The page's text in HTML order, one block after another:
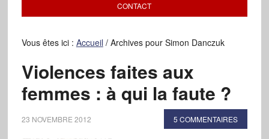
CONTACT
Vous êtes ici : Accueil /Archives pour Simon Danczuk
Violences faites aux
femmes : à qui la faute ?
23 NOVEMBRE 2012 5 COMMENTAIRES